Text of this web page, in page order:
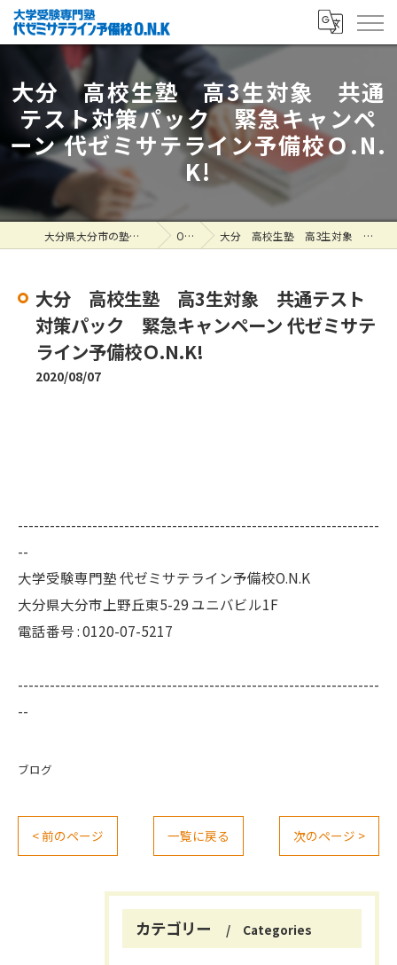
大分 高校生塾 高3生対象 共通
テスト対策パック 緊急キャンペ
ーン 代ゼミサテライン予備校Ｏ.N.
K!
大分県大分市の塾なら大学受験専門塾 代ゼミサテライン予備校O.N.K ONK掲示板 大分 高校生塾 高3生対象 共通テスト対策パック 緊急キャンペーン 代ゼミサテライン予備校Ｏ.N.K!
大分 高校生塾 高3生対象 共通テスト
対策パック 緊急キャンペーン 代ゼミサテ
ライン予備校Ｏ.N.K!
2020/08/07
--------------------------------------------------------------------
--
大学受験専門塾 代ゼミサテライン予備校O.N.K
大分県大分市上野丘東5-29 ユニバビル1F
電話番号 : 0120-07-5217
--------------------------------------------------------------------
--
ブログ
< 前のページ 一覧に戻る 次のページ >
カテゴリー Categories